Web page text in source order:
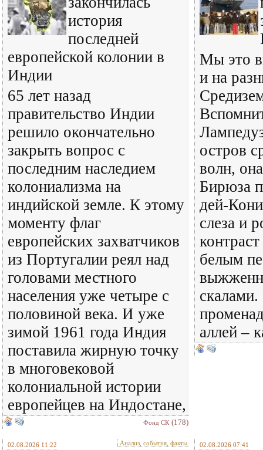
история
последней
европейской колонии в
Индии
65 лет назад
правительство Индии
решило окончательно
закрыть вопрос с
последним наследием
колониализма на
индийской земле. К этому
моменту флаг
европейских захватчиков
из Португалии реял над
головами местного
населения уже четыре с
половиной века. И уже
зимой 1961 года Индия
поставила жирную точку
в многовековой
колониальной истории
европейцев на Индостане,
Фонд СК (178)
Мы это
и на
остров
волн,
Бирюза
дей-
слеза и
белым
скалами.
аллей –
02.08.2026 11:22 Анализ, события, факты 02.08.2026 07:41